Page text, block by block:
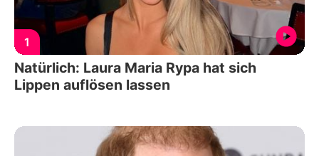
1
Natürlich: Laura Maria Rypa hat sich
Lippen auflösen lassen